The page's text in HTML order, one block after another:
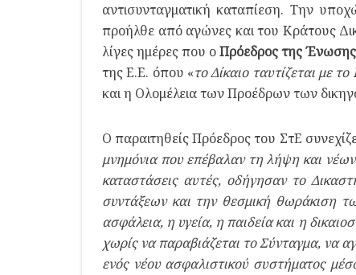
αντισυνταγματική καταπίεση. Την
προήλθε από αγώνες και του Κράτους
λίγες ημέρες που οΠρόεδρος της
της Ε.Ε. όπου «το Δίκαιο ταυτίζεται με το
και η Ολομέλεια των Προέδρων των
Ο παραιτηθείς Πρόεδρος του ΣτΕ
μνημόνια που επέβαλαν τη λήψη και
καταστάσεις αυτές, οδήγησαν το
συντάξεων και την θεσμική θωράκιση
ασφάλεια, η υγεία, η παιδεία και η
χωρίς να παραβιάζεται το Σύνταγμα, να
ενός νέου ασφαλιστικού συστήματος